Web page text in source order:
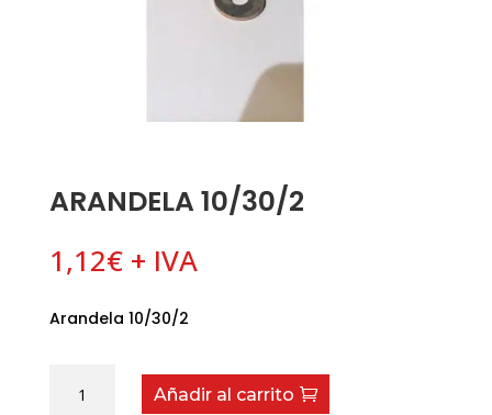
ARANDELA 10/30/2
1,12€ + IVA
Arandela 10/30/2
10/30/2
Añadir al carrito